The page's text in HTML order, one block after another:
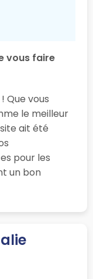
vous faire
Que vous
le meilleur
ait été
pour les
un bon